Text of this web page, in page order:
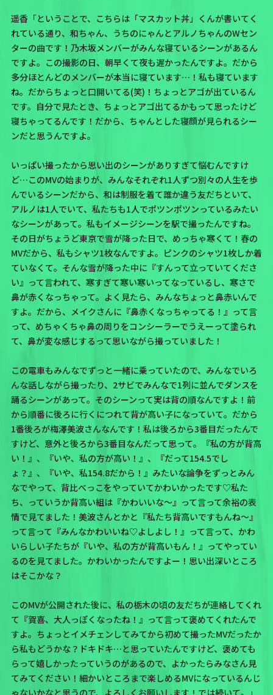
遥香「ということで、こちらは「マスカット丼」くんが書いてく
れている通り、和ちゃん、うちのにゃんとアルノちゃんのWセン
ターの曲です！乃木坂メンバーがみんな寝ているシーンがあるん
ですよ。この撮影の日、朝早くて夜も遅かったんですよ。だから
多分ほとんどのメンバーが本当に寝ています…！私も寝ています
ね。だからちょっと口開いてる(笑)！ちょっとアゴが出ているん
です。 自分で見たとき、ちょっとアゴ出てるかもって思ったけど
寝ちゃってるんです！だから、ちゃんとした寝顔が見られるシー
ンだと思うんですよ。
いっぱい撮ったから思い出のシーンがありすぎて悩むんですけ
ど…このMVの始まりが、みんなそれぞれ1人ずつ別々の人生を歩
んでいるシーンだから、和は制服を着て誰か違う友だちといて、
アルノは1人でいて、私たちも1人でポツンポツンっているみたい
なシーンがあって。私もイメージシーンを駅で撮ったんですね。
その日がちょうど東京で雪が降った日で、めっちゃ寒くて！ 春の
MVだから、私もシャツ1枚なんですよ。ピンクのシャツ1枚しか着
ていなくて。そんな雪が降った中に『すんって立っていてくださ
い』って言われて、寒すぎて寒い寒いってなっているし、寒さで
鼻が赤くなっちゃって。 よく見たら、みんなちょっと鼻赤いんで
すよ。 だから、メイクさんに『鼻赤くなっちゃってる！』って言
って、めちゃくちゃ鼻の周りをコンシーラーでうえーって塗られ
て、鼻が変な感じするって思いながら撮っていました！
この電車もみんなでずっと一緒に乗っていたので、みんなでいろ
んな話しながら撮ったり、 2サビでみんなで1列に並んでダンスを
踊るシーンがあって。そのシーンって実は背の順なんですよ！ 前
から順番に後ろに行くにつれて背が高い子になっていて。だから
1番後ろが梅澤美波さんなんです！私は後ろから3番目だったんで
すけど、意外と後ろから3番目なんだって思って。『私の方が背高
い！』、『いや、私の方が高い！』、『だって154.5でし
ょ？』、『いや、私154.8だから！』みたいな論争をずっとみん
なでやって、 背比べっこをやっていてかわいかったです♡私た
ち、っていうか背高い組は『かわいいな〜』って言って余裕の表
情で見てました！美波さんとかと 『私たち背高いですもんね〜』
って言って 『みんなかわいいね♡よしよし！』 って言って、かわ
いらしい子たちが『いや、私の方が背高いもん！』ってやってい
るのを見てました。かわいかったんですよー！思い出深いところ
はそこかな？
このMVが公開された後に、私の栃木の頃の友だちが連絡してくれ
て『賀喜、大人っぽくなったね！』って言って褒めてくれたんで
すよ。 ちょっとイメチェンしてみてから初めて撮ったMVだったか
ら私もどうかな？ドキドキ…と思っていたんですけど、褒めても
らって嬉しかったっていうのがあるので、よかったらみなさん見
てみてください！細かいところまで楽しめるMVになっているんじ
ゃないかなと思うので、よろしくお願いします！では続いて。」